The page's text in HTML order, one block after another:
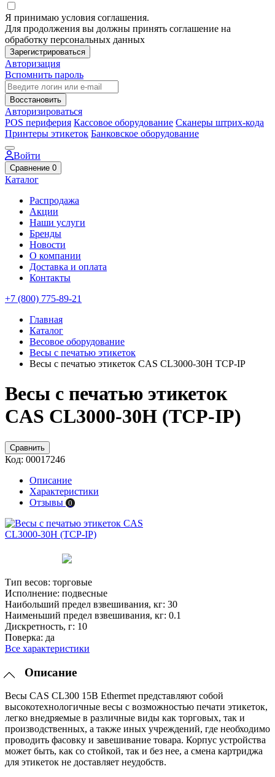
Я принимаю условия соглашения.
Для продолжения вы должны принять соглашение на
обработку персональных данных
Зарегистрироваться
Авторизация
Вспомнить пароль
Восстановить
Авторизироваться
POS периферия Кассовое оборудование Сканеры штрих-кода
Принтеры этикеток Банковское оборудование
Войти
Сравнение 0
Каталог
Распродажа
Акции
Наши услуги
Бренды
Новости
О компании
Доставка и оплата
Контакты
+7 (800) 775-89-21
Главная
Каталог
Весовое оборудование
Весы с печатью этикеток
Весы с печатью этикеток CAS CL3000-30H TCP-IP
Весы с печатью этикеток
CAS CL3000-30H (TCP-IP)
Сравнить
Код: 00017246
Описание
Характеристики
Отзывы 0
Тип весов: торговые
Исполнение: подвесные
Наибольший предел взвешивания, кг: 30
Наименьший предел взвешивания, кг: 0.1
Дискретность, г: 10
Поверка: да
Все характеристики
Описание
Весы CAS CL300 15B Ethermet представляют собой
высокотехнологичные весы с возможностью печати этикеток,
легко внедряемые в различные виды как торговых, так и
производственных, а также иных учреждений, где необходимо
проводить фасовку и завешивание товара. Корпус устройства
может быть, как со стойкой, так и без нее, а смена картриджа
для этикеток не доставляет неудобств.